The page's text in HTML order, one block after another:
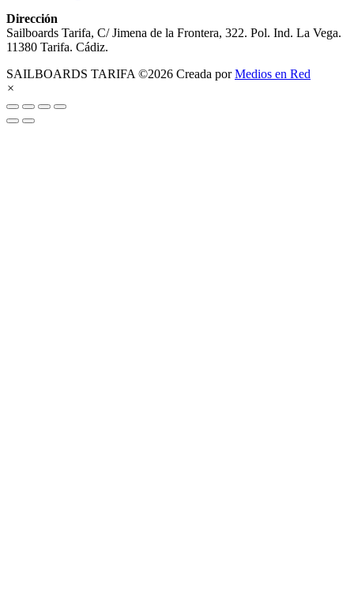
Dirección
Sailboards Tarifa, C/ Jimena de la Frontera, 322. Pol. Ind. La Vega.
11380 Tarifa. Cádiz.
SAILBOARDS TARIFA ©2026 Creada porMedios en Red
×